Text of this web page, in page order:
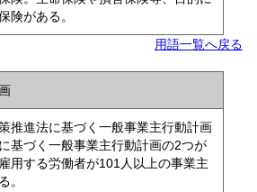
険がある。
用語一覧へ戻る
推進法に基づく一般事業主行動計画
基づく一般事業主行動計画の2つが
用する労働者が101人以上の事業主
。